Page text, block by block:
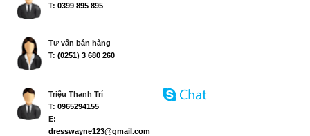
T: 0399 895 895
Tư vấn bán hàng
T: (0251) 3 680 260
Triệu Thanh Trí
T: 0965294155
E:
dresswayne123@gmail.com